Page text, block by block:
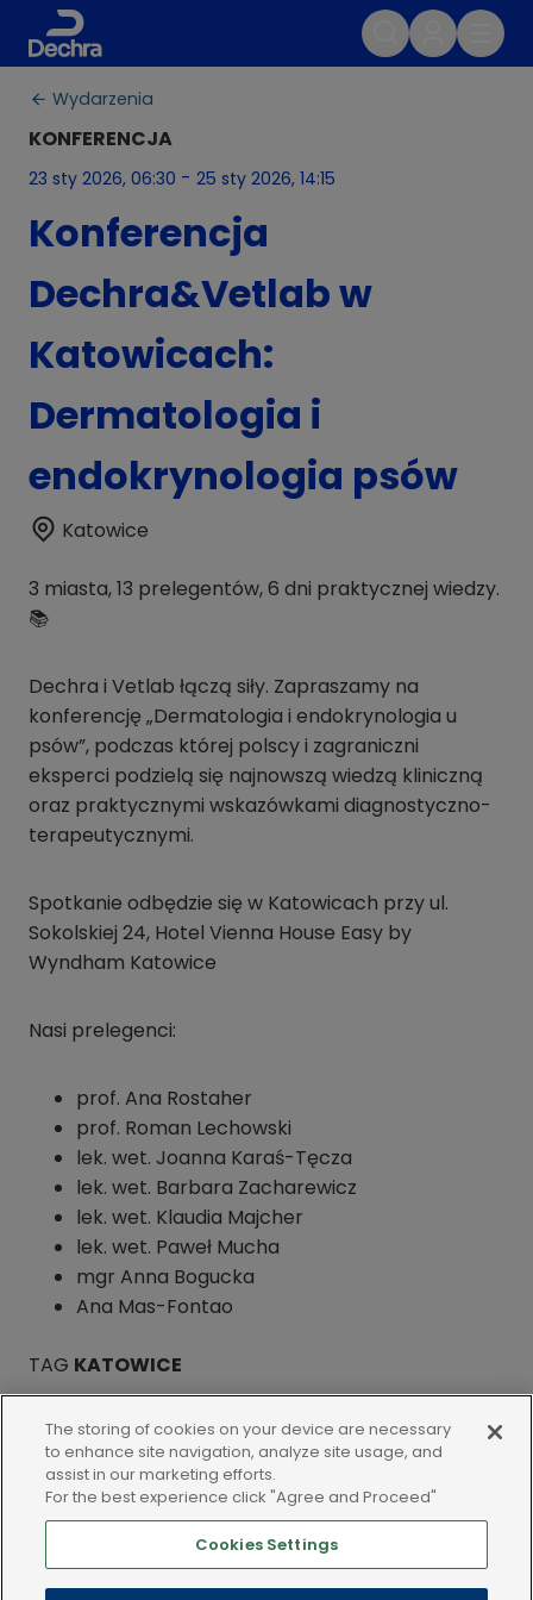
Wydarzenia
KONFERENCJA
23 sty 2026, 06:30 - 25 sty 2026, 14:15
Konferencja
Dechra&Vetlab w
Katowicach:
Dermatologia i
endokrynologia psów
Katowice
3 miasta, 13 prelegentów, 6 dni praktycznej wiedzy.
📚
Dechra i Vetlab łączą siły. Zapraszamy na
konferencję „Dermatologia i endokrynologia u
psów”, podczas której polscy i zagraniczni
eksperci podzielą się najnowszą wiedzą kliniczną
oraz praktycznymi wskazówkami diagnostyczno-
terapeutycznymi.
Spotkanie odbędzie się w Katowicach przy ul.
Sokolskiej 24, Hotel Vienna House Easy by
Wyndham Katowice
Nasi prelegenci:
prof. Ana Rostaher
prof. Roman Lechowski
lek. wet. Joanna Karaś-Tęcza
lek. wet. Barbara Zacharewicz
lek. wet. Klaudia Majcher
lek. wet. Paweł Mucha
mgr Anna Bogucka
Ana Mas-Fontao
TAG KATOWICE
Zarejestruj się teraz
The storing of cookies on your device are necessary
to enhance site navigation, analyze site usage, and
assist in our marketing efforts.
For the best experience click "Agree and Proceed"
Cookies Settings